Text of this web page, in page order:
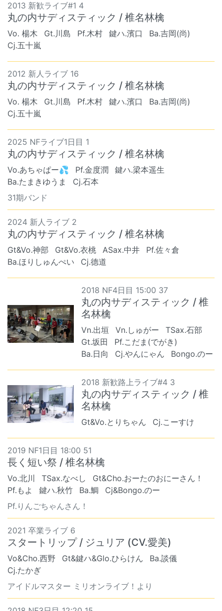
2013 新歓ライブ#1 4
丸の内サディスティック / 椎名林檎
Vo. 楊木 Gt.川島 Pf.木村 鍵ハ.濱口
Ba.吉岡(尚)
Cj.五十嵐
2012 新人ライブ 16
丸の内サディスティック / 椎名林檎
Vo. 楊木 Gt.川島 Pf.木村 鍵ハ.濱口
Ba.吉岡(尚)
Cj.五十嵐
2025 NFライブ1日目 1
丸の内サディスティック / 椎名林檎
Vo.あちゃぱー💦 Pf.金度潤
鍵ハ.梁本遥生
Ba.たまきゆうま
Cj.石本
31期バンド
2024 新人ライブ 2
丸の内サディスティック / 椎名林檎
Gt&Vo.神部 Gt&Vo.衣桃 ASax.中井
Pf.佐々倉
Ba.ほりしゅんぺい
Cj.德道
2018 NF4日目 15:00 37
丸の内サディスティック / 椎
名林檎
Vn.出垣 Vn.しゅがー
TSax.石部
Gt.坂田
Pf.こだま(でがき)
Ba.日向
Cj.やんにゃん Bongo.のー
2018 新歓路上ライブ#4 3
丸の内サディスティック / 椎
名林檎
Gt&Vo.とりちゃん Cj.こーすけ
2019 NF1日目 18:00 51
長く短い祭 / 椎名林檎
Vo.北川 TSax.なべし
Gt&Cho.おーたのおにーさん！
Pf.もよ
鍵ハ.秋竹 Ba.鯛
Cj&Bongo.のー
Pf.りんごちゃんさん！
2021 卒業ライブ 6
スタートリップ / ジュリア (CV.愛美)
Vo&Cho.西野 Gt&鍵ハ&Glo.ひらけん
Ba.談儀
Cj.たかぎ
アイドルマスター ミリオンライブ！より